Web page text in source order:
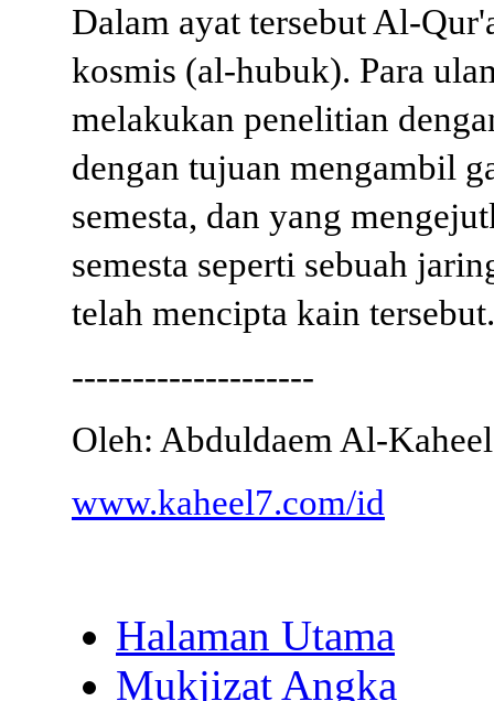
Dalam ayat tersebut Al-
kosmis (al-hubuk). Para
melakukan penelitian
dengan tujuan mengambil
semesta, dan yang
semesta seperti sebuah
telah mencipta kain tersebut.
--------------------
Oleh: Abduldaem Al-Kaheel
www.kaheel7.com/id
Halaman Utama
Mukjizat Angka